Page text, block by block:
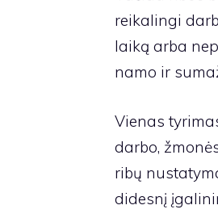
reikalingi
laiką arba
namo ir
Vienas
darbo,
ribų
didesnį